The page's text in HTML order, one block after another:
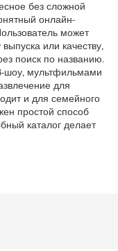
без сложной
онлайн-
может
или качеству,
поиск по названию.
шоу, мультфильмами
для
и для семейного
простой способ
каталог делает